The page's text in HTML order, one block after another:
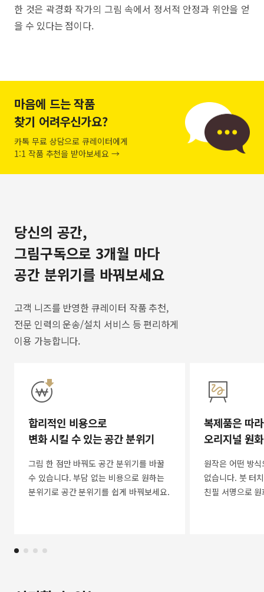
한 것은 곽경화 작가의 그림 속에서 정서적 안정과 위안을 얻
을 수 있다는 점이다.
마음에 드는 작품
찾기 어려우신가요?
카톡 무료 상담으로 큐레이터에게
1:1 작품 추천을 받아보세요 →
당신의 공간,
그림구독으로 3개월 마다
공간 분위기를 바꿔보세요
고객 니즈를 반영한 큐레이터 작품 추천,
전문 인력의 운송/설치 서비스 등 편리하게
이용 가능합니다.
합리적인 비용으로
변화 시킬 수 있는 공간 분위기
그림 한 점만 바꿔도 공간 분위기를 바꿀
수 있습니다. 부담 없는 비용으로 원하는
분위기로 공간 분위기를 쉽게 바꿔보세요.
복제품은 따
오리지널 원
원작은 어떤 방
없습니다. 붓 터
친필 서명으로